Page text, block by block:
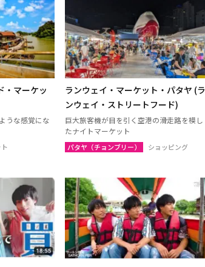
チャイヤプーム
ー） トラート
サケーオ
ー
ナコーンナーヨック
カンチャナブリー
ャブリー）
アーントーン
ノンタブリー
プラチュアップキリカン
・マーケッ
うな感覚にな
ランウェイ・マーケット・パタヤ (ラ
ンウェイ・ストリートフード)
巨大旅客機が目を引く空港の滑走路を模し
たナイトマーケット
パタヤ（チョンブリー） ショッピング